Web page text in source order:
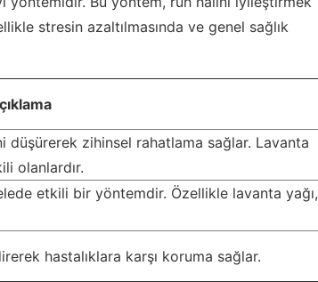
stresin azaltılmasında ve genel sağlık
düşürerek zihinsel rahatlama sağlar. Lavanta
olanlardır.
etkili bir yöntemdir. Özellikle lavanta yağı,
hastalıklara karşı koruma sağlar.